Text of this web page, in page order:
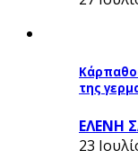
της
ΕΛΕΝΗ
23